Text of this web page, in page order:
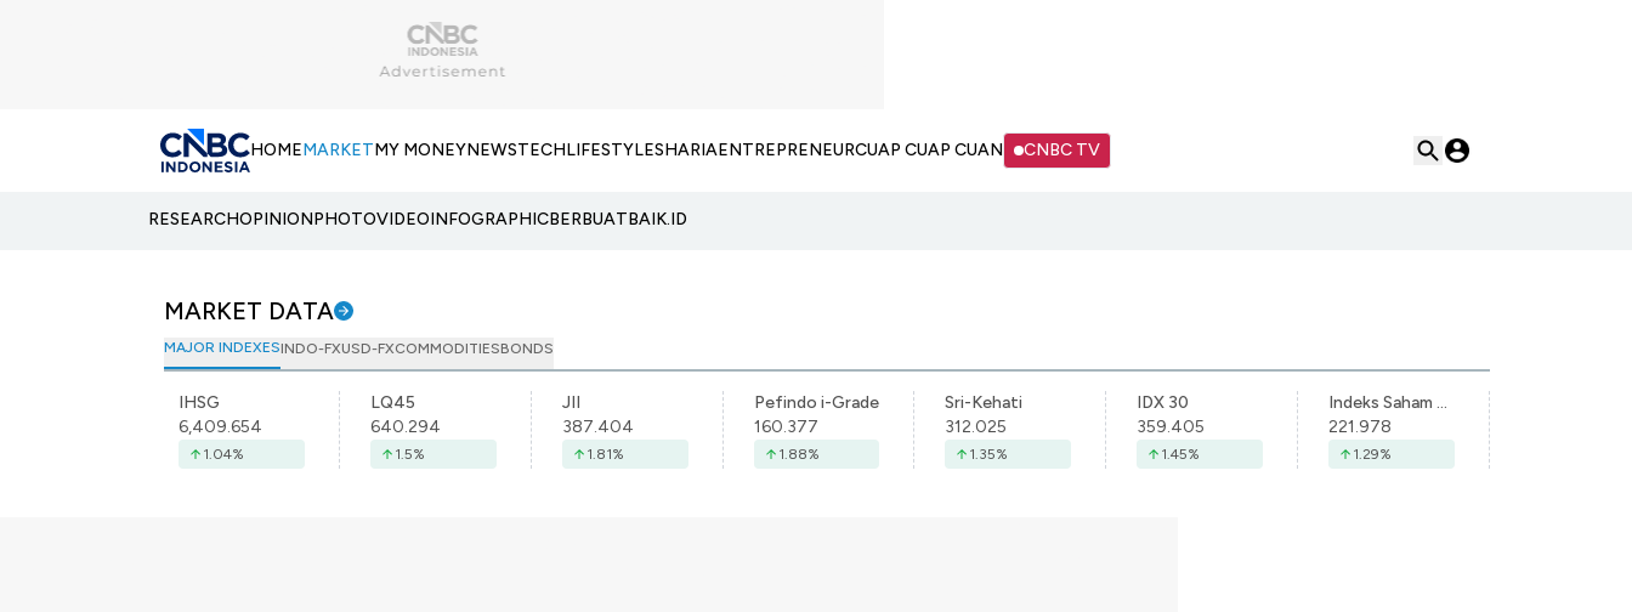
HOMEMARKETMY MONEYNEWSTECHLIFESTYLESHARIAENTREPRENEURCUAP CUAP CUAN CNBC TV
RESEARCHOPINIONPHOTOVIDEOINFOGRAPHICBERBUATBAIK.ID
MARKET DATA
MAJOR INDEXESINDO-FXUSD-FXCOMMODITIESBONDS
IHSG
6,409.654
1.04%
LQ45
640.294
1.5%
JII
387.404
1.81%
Pefindo i-Grade
160.377
1.88%
Sri-Kehati
312.025
1.35%
IDX 30
359.405
1.45%
Indeks Saham Syariah Indonesia
221.978
1.29%